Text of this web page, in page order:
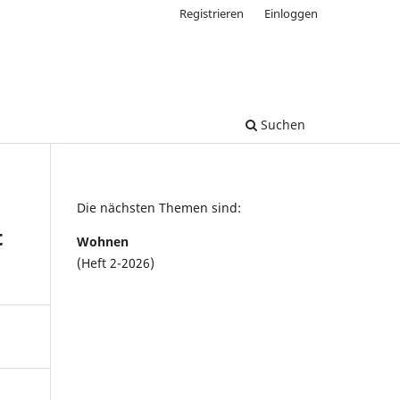
Suchen
Registrieren Einloggen
Die nächsten Themen sind:
Wohnen
(Heft 2-2026)